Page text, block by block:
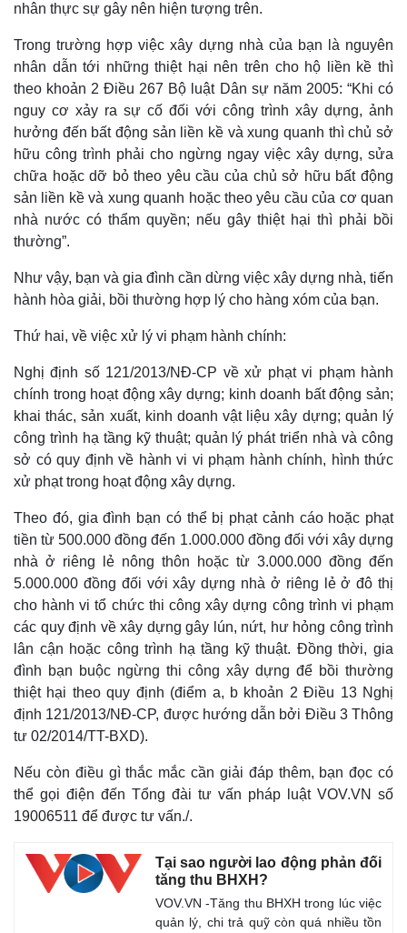
Thế giới
Quan sát
Cuộc sống đó đây
Hồ sơ
Video
Ảnh
E-Magazine
Infographic
nhân thực sự gây nên hiện tượng trên.
Trong trường hợp việc xây dựng nhà của bạn là nguyên
nhân dẫn tới những thiệt hại nên trên cho hộ liền kề thì
theo khoản 2 Điều 267 Bộ luật Dân sự năm 2005: “Khi có
nguy cơ xảy ra sự cố đối với công trình xây dựng, ảnh
hưởng đến bất động sản liền kề và xung quanh thì chủ sở
hữu công trình phải cho ngừng ngay việc xây dựng, sửa
chữa hoặc dỡ bỏ theo yêu cầu của chủ sở hữu bất động
sản liền kề và xung quanh hoặc theo yêu cầu của cơ quan
nhà nước có thẩm quyền; nếu gây thiệt hại thì phải bồi
thường”.
Như vậy, bạn và gia đình cần dừng việc xây dựng nhà, tiến
hành hòa giải, bồi thường hợp lý cho hàng xóm của bạn.
Thứ hai, về việc xử lý vi phạm hành chính:
Nghị định số 121/2013/NĐ-CP về xử phạt vi phạm hành
chính trong hoạt động xây dựng; kinh doanh bất động sản;
khai thác, sản xuất, kinh doanh vật liệu xây dựng; quản lý
công trình hạ tầng kỹ thuật; quản lý phát triển nhà và công
sở có quy định về hành vi vi phạm hành chính, hình thức
xử phạt trong hoạt động xây dựng.
Theo đó, gia đình bạn có thể bị phạt cảnh cáo hoặc phạt
tiền từ 500.000 đồng đến 1.000.000 đồng đối với xây dựng
nhà ở riêng lẻ nông thôn hoặc từ 3.000.000 đồng đến
5.000.000 đồng đối với xây dựng nhà ở riêng lẻ ở đô thị
cho hành vi tổ chức thi công xây dựng công trình vi phạm
các quy định về xây dựng gây lún, nứt, hư hỏng công trình
lân cận hoặc công trình hạ tầng kỹ thuật. Đồng thời, gia
đình bạn buộc ngừng thi công xây dựng để bồi thường
thiệt hại theo quy định (điểm a, b khoản 2 Điều 13 Nghị
định 121/2013/NĐ-CP, được hướng dẫn bởi Điều 3 Thông
tư 02/2014/TT-BXD).
Nếu còn điều gì thắc mắc cần giải đáp thêm, bạn đọc có
thể gọi điện đến Tổng đài tư vấn pháp luật VOV.VN số
19006511 để được tư vấn./.
Tại sao người lao động phản đối
tăng thu BHXH?
VOV.VN -Tăng thu BHXH trong lúc việc
quản lý, chi trả quỹ còn quá nhiều tồn